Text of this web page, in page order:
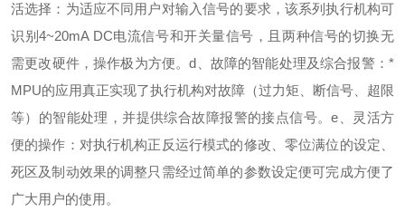
活选择：为适应不同用户对输入信号的要求，该系列执行机构可
识别4~20mA DC电流信号和开关量信号，且两种信号的切换无
需更改硬件，操作极为方便。d、故障的智能处理及综合报警：*
MPU的应用真正实现了执行机构对故障（过力矩、断信号、超限
等）的智能处理，并提供综合故障报警的接点信号。e、灵活方
便的操作：对执行机构正反运行模式的修改、零位满位的设定、
死区及制动效果的调整只需经过简单的参数设定便可完成方便了
广大用户的使用。